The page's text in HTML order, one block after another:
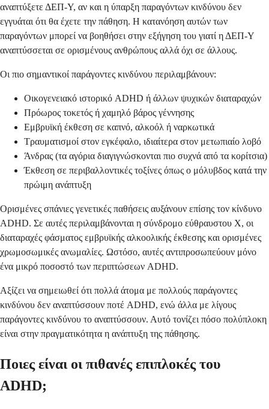
αναπτύξετε ΔΕΠ-Υ, αν και η ύπαρξη παραγόντων κινδύνου δεν
εγγυάται ότι θα έχετε την πάθηση. Η κατανόηση αυτών των
παραγόντων μπορεί να βοηθήσει στην εξήγηση του γιατί η ΔΕΠ-Υ
αναπτύσσεται σε ορισμένους ανθρώπους αλλά όχι σε άλλους.
Οι πιο σημαντικοί παράγοντες κινδύνου περιλαμβάνουν:
Οικογενειακό ιστορικό ADHD ή άλλων ψυχικών διαταραχών
Πρόωρος τοκετός ή χαμηλό βάρος γέννησης
Εμβρυϊκή έκθεση σε καπνό, αλκοόλ ή ναρκωτικά
Τραυματισμοί στον εγκέφαλο, ιδιαίτερα στον μετωπιαίο λοβό
Άνδρας (τα αγόρια διαγιγνώσκονται πιο συχνά από τα κορίτσια)
Έκθεση σε περιβαλλοντικές τοξίνες όπως ο μόλυβδος κατά την
πρώιμη ανάπτυξη
Ορισμένες σπάνιες γενετικές παθήσεις αυξάνουν επίσης τον κίνδυνο
ADHD. Σε αυτές περιλαμβάνονται η σύνδρομο εύθραυστου Χ, οι
διαταραχές φάσματος εμβρυϊκής αλκοολικής έκθεσης και ορισμένες
χρωμοσωμικές ανωμαλίες. Ωστόσο, αυτές αντιπροσωπεύουν μόνο
ένα μικρό ποσοστό των περιπτώσεων ADHD.
Αξίζει να σημειωθεί ότι πολλά άτομα με πολλούς παράγοντες
κινδύνου δεν αναπτύσσουν ποτέ ADHD, ενώ άλλα με λίγους
παράγοντες κινδύνου το αναπτύσσουν. Αυτό τονίζει πόσο πολύπλοκη
είναι στην πραγματικότητα η ανάπτυξη της πάθησης.
Ποιες είναι οι πιθανές επιπλοκές του
ADHD;